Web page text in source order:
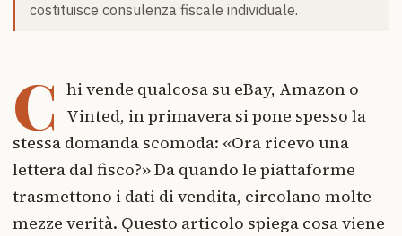
costituisce consulenza fiscale individuale.
C hi vende qualcosa su eBay, Amazon o
Vinted, in primavera si pone spesso la
stessa domanda scomoda: «Ora ricevo una
lettera dal fisco?» Da quando le piattaforme
trasmettono i dati di vendita, circolano molte
mezze verità. Questo articolo spiega cosa viene